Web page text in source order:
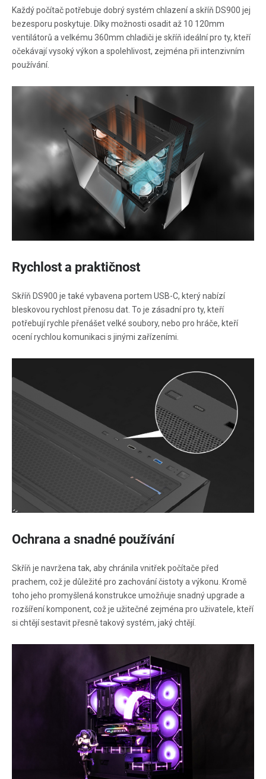
Každý počítač potřebuje dobrý systém chlazení a skříň DS900 jej
bezesporu poskytuje. Díky možnosti osadit až 10 120mm
ventilátorů a velkému 360mm chladiči je skříň ideální pro ty, kteří
očekávají vysoký výkon a spolehlivost, zejména při intenzivním
používání.
Rychlost a praktičnost
Skříň DS900 je také vybavena portem USB-C, který nabízí
bleskovou rychlost přenosu dat. To je zásadní pro ty, kteří
potřebují rychle přenášet velké soubory, nebo pro hráče, kteří
ocení rychlou komunikaci s jinými zařízeními.
Ochrana a snadné používání
Skříň je navržena tak, aby chránila vnitřek počítače před
prachem, což je důležité pro zachování čistoty a výkonu. Kromě
toho jeho promyšlená konstrukce umožňuje snadný upgrade a
rozšíření komponent, což je užitečné zejména pro uživatele, kteří
si chtějí sestavit přesně takový systém, jaký chtějí.